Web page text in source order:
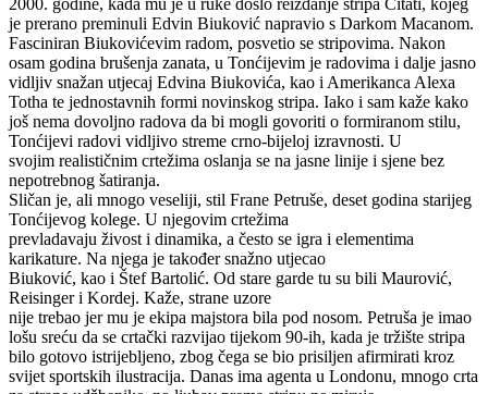
2000. godine, kada mu je u ruke došlo reizdanje stripa Citati, kojeg
je prerano preminuli Edvin Biuković napravio s Darkom Macanom.
Fasciniran Biukovićevim radom, posvetio se stripovima. Nakon
osam godina brušenja zanata, u Tonćijevim je radovima i dalje jasno
vidljiv snažan utjecaj Edvina Biukovića, kao i Amerikanca Alexa
Totha te jednostavnih formi novinskog stripa. Iako i sam kaže kako
još nema dovoljno radova da bi mogli govoriti o formiranom stilu,
Tonćijevi radovi vidljivo streme crno-bijeloj izravnosti. U
svojim realističnim crtežima oslanja se na jasne linije i sjene bez
nepotrebnog šatiranja.
Sličan je, ali mnogo veseliji, stil Frane Petruše, deset godina starijeg
Tonćijevog kolege. U njegovim crtežima
prevladavaju živost i dinamika, a često se igra i elementima
karikature. Na njega je također snažno utjecao
Biuković, kao i Štef Bartolić. Od stare garde tu su bili Maurović,
Reisinger i Kordej. Kaže, strane uzore
nije trebao jer mu je ekipa majstora bila pod nosom. Petruša je imao
lošu sreću da se crtački razvijao tijekom 90-ih, kada je tržište stripa
bilo gotovo istrijebljeno, zbog čega se bio prisiljen afirmirati kroz
svijet sportskih ilustracija. Danas ima agenta u Londonu, mnogo crta